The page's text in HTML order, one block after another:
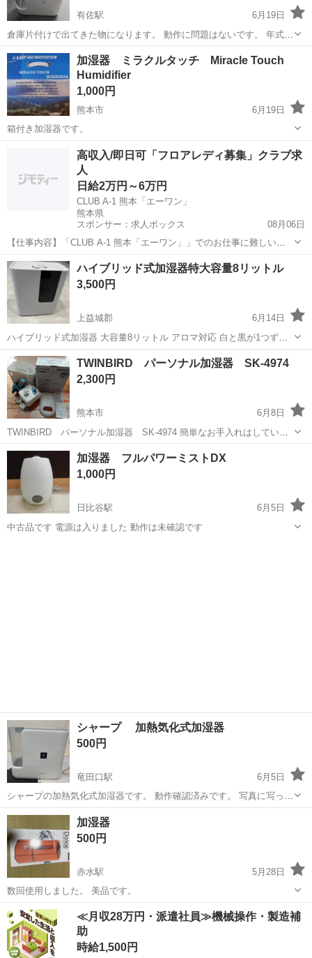
有佐駅
6月19日
倉庫片付けで出てきた物になります。 動作に問題はないです。 年式は
古いです。 ノークレームでお願いします。
熊本 八代市 有佐駅 季節、空調家電
加湿器 ミラクルタッチ Miracle Touch
Humidifier
1,000円
熊本市
6月19日
箱付き加湿器です。
熊本市 季節、空調家電
高収入/即日可「フロアレディ募集」クラブ求
人
日給2万円～6万円
CLUB A-1 熊本「エーワン」
熊本県
スポンサー：求人ボックス
08月06日
【仕事内容】「CLUB A-1 熊本「エーワン」」でのお仕事に難しいこ
とはありません! 未経験者さんでも大丈夫 一つずつしっかり覚えられ
るので、すぐに自信を持って働けるようになりますよ。 あなたにお任
せすることはコチラ! お客様を...
アルバイト・パート
ハイブリッド式加湿器特大容量8リットル￼
3,500円
上益城郡
6月14日
ハイブリッド式加湿器 大容量8リットル アロマ対応 白と黒が1つずつ
あります。 使用期間は短いです。 美品です 電気代がハイブリッドだ
から安いです。 1ヵ月24時間つけて360円位です。 益城町木山
熊本 上益城郡 季節、空調家電
TWINBIRD パーソナル加湿器 SK-4974
2,300円
熊本市
6月8日
TWINBIRD パーソナル加湿器 SK-4974 簡単なお手入れはしていま
すが使用品のため水垢があります。 外側は綺麗かと思います。 タンク
容量1.2リットル 連続8時間 空焚き防止、水切れをお知らせする給水ラ
ンプ ご理...
熊本 熊本市 季節、空調家電 TWINBIRD
加湿器 フルパワーミストDX
1,000円
日比谷駅
6月5日
中古品です 電源は入りました 動作は未確認です
シャープ 加熱気化式加湿器
500円
竜田口駅
6月5日
シャープの加熱気化式加湿器です。 動作確認済みです。 写真に写って
いる物が全てです。 中古品にご理解頂き、ご検討のほど宜しくお願い
致します。
熊本 熊本市 竜田口駅
加湿器
500円
赤水駅
5月28日
数回使用しました。 美品です。
熊本 阿蘇市 赤水駅 季節、空調家電
≪月収28万円・派遣社員≫機械操作・製造補
助
時給1,500円